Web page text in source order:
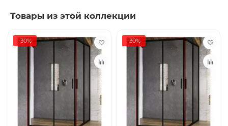
Товары из этой коллекции
-30% -30%